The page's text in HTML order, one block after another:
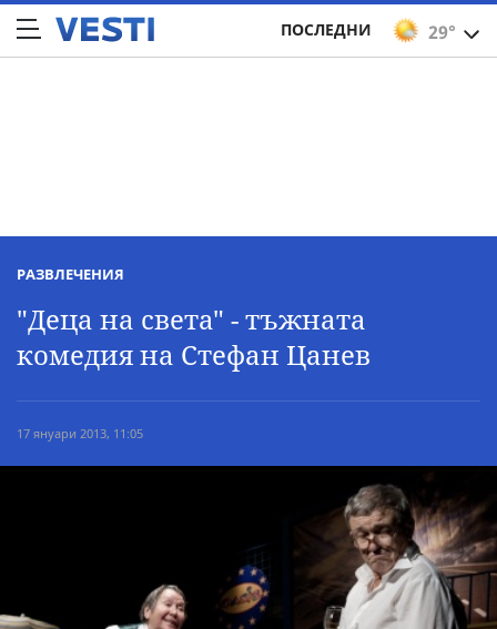
29°
ПОСЛЕДНИ
РАЗВЛЕЧЕНИЯ
"Деца на света" - тъжната
комедия на Стефан Цанев
17 януари 2013, 11:05